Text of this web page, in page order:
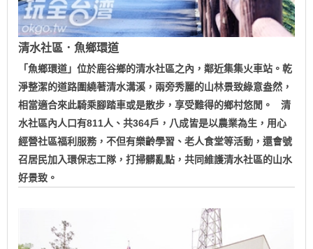
清水社區．魚鄉環道
「魚鄉環道」位於鹿谷鄉的清水社區之內，鄰近集集火車站。乾
淨整潔的道路圍繞著清水溝溪，兩旁秀麗的山林景致綠意盎然，
相當適合來此騎乘腳踏車或是散步，享受難得的鄉村悠閒。 清
水社區內人口有811人、共364戶，八成皆是以農業為生，用心
經營社區福利服務，不但有樂齡學習、老人食堂等活動，還會號
召居民加入環保志工隊，打掃髒亂點，共同維護清水社區的山水
好景致。